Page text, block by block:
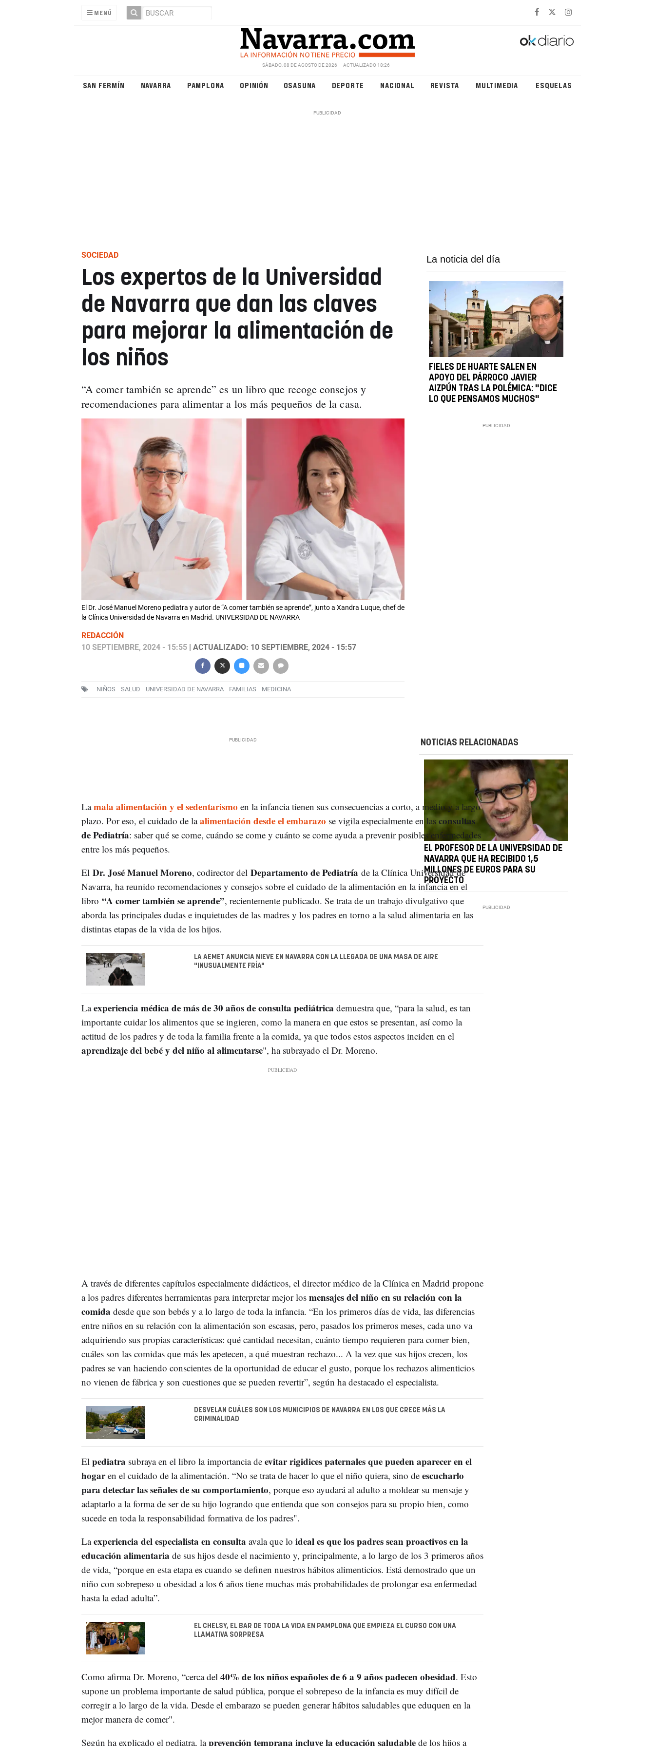
MENÚ
SÁBADO, 08 DE AGOSTO DE 2026 ACTUALIZADO 18:26
SAN FERMÍN NAVARRA PAMPLONA OPINIÓN OSASUNA DEPORTE NACIONAL REVISTA MULTIMEDIA ESQUELAS
SOCIEDAD
Los expertos de la Universidad
de Navarra que dan las claves
para mejorar la alimentación de
los niños
“A comer también se aprende” es un libro que recoge consejos y
recomendaciones para alimentar a los más pequeños de la casa.
El Dr. José Manuel Moreno pediatra y autor de “A comer también se aprende”, junto a Xandra Luque, chef de
la Clínica Universidad de Navarra en Madrid. UNIVERSIDAD DE NAVARRA
REDACCIÓN
10 SEPTIEMBRE, 2024 - 15:55| ACTUALIZADO: 10 SEPTIEMBRE, 2024 - 15:57
NIÑOS SALUD UNIVERSIDAD DE NAVARRA FAMILIAS MEDICINA
La noticia del día
FIELES DE HUARTE SALEN EN
APOYO DEL PÁRROCO JAVIER
AIZPÚN TRAS LA POLÉMICA: "DICE
LO QUE PENSAMOS MUCHOS"
Lamala alimentación y el sedentarismo en la infancia tienen sus consecuencias a corto, a medio y a largo
plazo. Por eso, el cuidado de laalimentación desde el embarazo se vigila especialmente en lasconsultas
de Pediatría: saber qué se come, cuándo se come y cuánto se come ayuda a prevenir posibles enfermedades
entre los más pequeños.
El Dr. José Manuel Moreno, codirector del Departamento de Pediatría de la Clínica Universidad de
Navarra, ha reunido recomendaciones y consejos sobre el cuidado de la alimentación en la infancia en el
libro “A comer también se aprende”, recientemente publicado. Se trata de un trabajo divulgativo que
aborda las principales dudas e inquietudes de las madres y los padres en torno a la salud alimentaria en las
distintas etapas de la vida de los hijos.
LA AEMET ANUNCIA NIEVE EN NAVARRA CON LA LLEGADA DE UNA MASA DE AIRE
"INUSUALMENTE FRÍA"
Laexperiencia médica de más de 30 años de consulta pediátrica demuestra que, “para la salud, es tan
importante cuidar los alimentos que se ingieren, como la manera en que estos se presentan, así como la
actitud de los padres y de toda la familia frente a la comida, ya que todos estos aspectos inciden en el
aprendizaje del bebé y del niño al alimentarse", ha subrayado el Dr. Moreno.
A través de diferentes capítulos especialmente didácticos, el director médico de la Clínica en Madrid propone
a los padres diferentes herramientas para interpretar mejor los mensajes del niño en su relación con la
comida desde que son bebés y a lo largo de toda la infancia. “En los primeros días de vida, las diferencias
entre niños en su relación con la alimentación son escasas, pero, pasados los primeros meses, cada uno va
adquiriendo sus propias características: qué cantidad necesitan, cuánto tiempo requieren para comer bien,
cuáles son las comidas que más les apetecen, a qué muestran rechazo... A la vez que sus hijos crecen, los
padres se van haciendo conscientes de la oportunidad de educar el gusto, porque los rechazos alimenticios
no vienen de fábrica y son cuestiones que se pueden revertir”, según ha destacado el especialista.
DESVELAN CUÁLES SON LOS MUNICIPIOS DE NAVARRA EN LOS QUE CRECE MÁS LA
CRIMINALIDAD
El pediatra subraya en el libro la importancia de evitar rigidices paternales que pueden aparecer en el
hogaren el cuidado de la alimentación. “No se trata de hacer lo que el niño quiera, sino de escucharlo
para detectar las señales de su comportamiento, porque eso ayudará al adulto a moldear su mensaje y
adaptarlo a la forma de ser de su hijo logrando que entienda que son consejos para su propio bien, como
sucede en toda la responsabilidad formativa de los padres".
Laexperiencia del especialista en consulta avala que lo ideal es que los padres sean proactivos en la
educación alimentaria de sus hijos desde el nacimiento y, principalmente, a lo largo de los 3 primeros años
de vida, “porque en esta etapa es cuando se definen nuestros hábitos alimenticios. Está demostrado que un
niño con sobrepeso u obesidad a los 6 años tiene muchas más probabilidades de prolongar esa enfermedad
hasta la edad adulta”.
EL CHELSY, EL BAR DE TODA LA VIDA EN PAMPLONA QUE EMPIEZA EL CURSO CON UNA
LLAMATIVA SORPRESA
Como afirma Dr. Moreno, “cerca del 40% de los niños españoles de 6 a 9 años padecen obesidad. Esto
supone un problema importante de salud pública, porque el sobrepeso de la infancia es muy difícil de
corregir a lo largo de la vida. Desde el embarazo se pueden generar hábitos saludables que eduquen en la
mejor manera de comer".
Según ha explicado el pediatra, laprevención temprana incluye la educación saludable de los hijos a
NOTICIAS RELACIONADAS
EL PROFESOR DE LA UNIVERSIDAD DE
NAVARRA QUE HA RECIBIDO 1,5
MILLONES DE EUROS PARA SU
PROYECTO